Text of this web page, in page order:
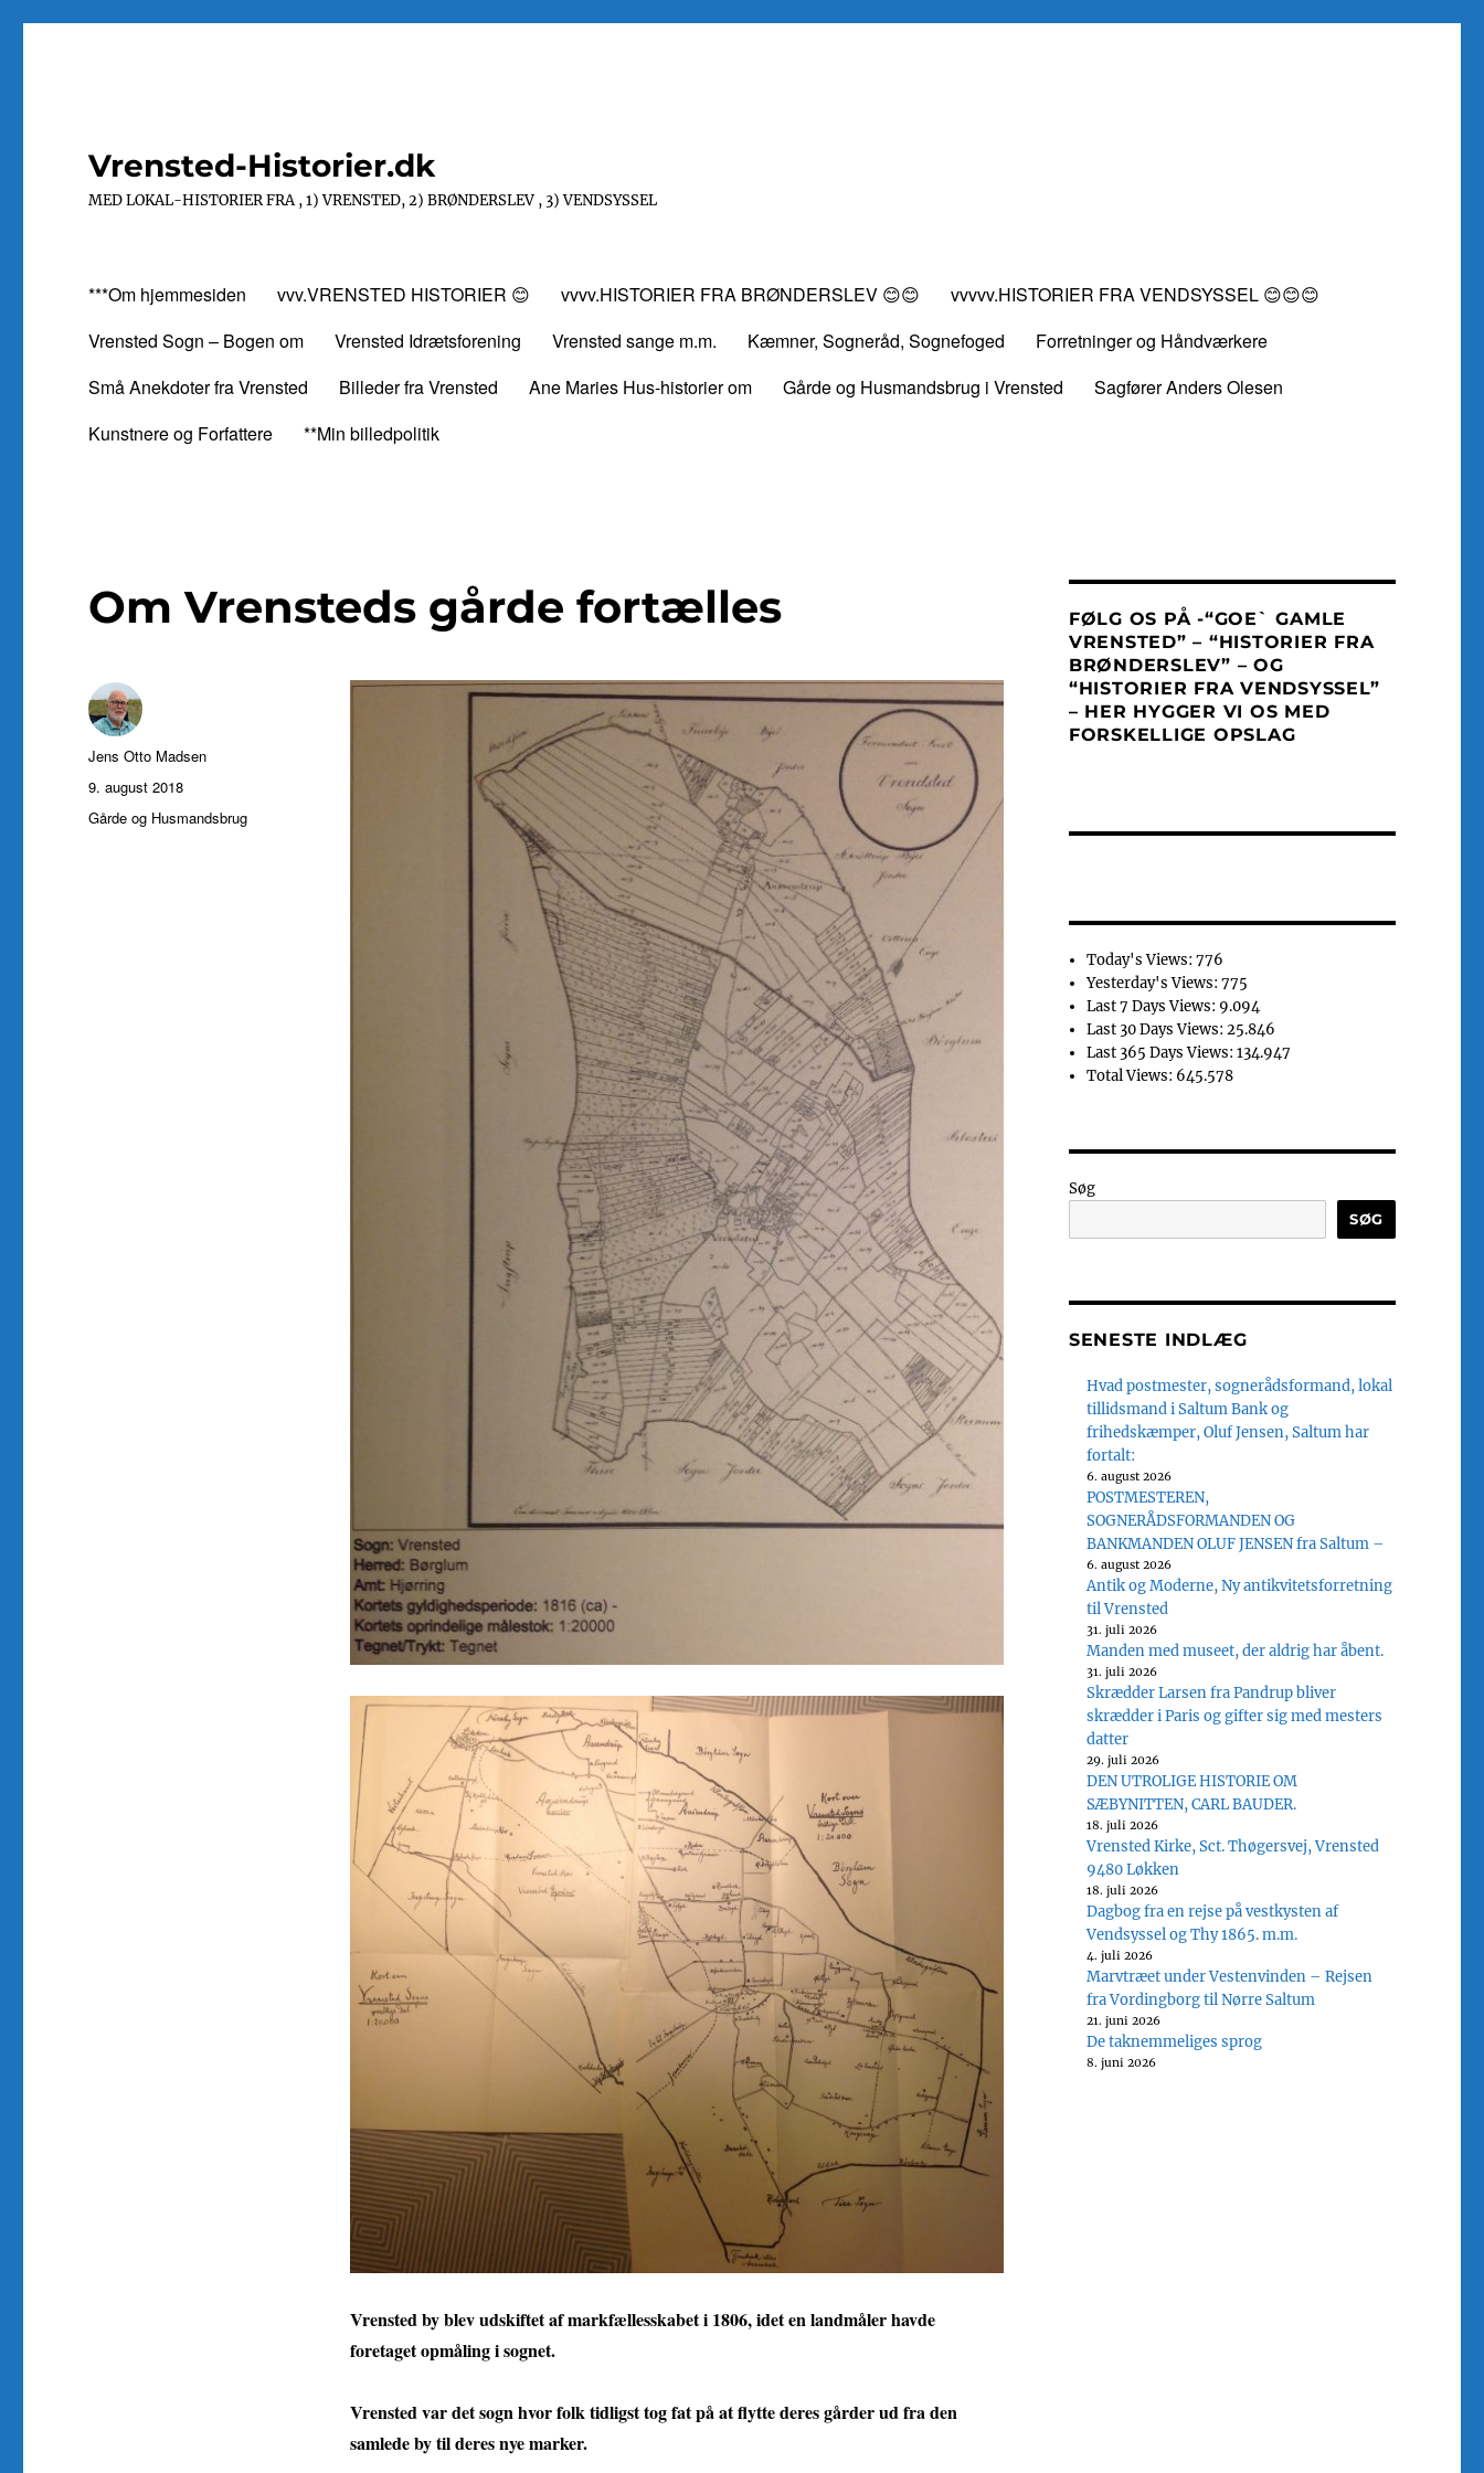
Vrensted-Historier.dk
MED LOKAL-HISTORIER FRA , 1) VRENSTED, 2) BRØNDERSLEV , 3) VENDSYSSEL
***Om hjemmesiden vvv.VRENSTED HISTORIER 😊 vvvv.HISTORIER FRA BRØNDERSLEV 😊😊
vvvvv.HISTORIER FRA VENDSYSSEL 😊😊😊
Vrensted Sogn – Bogen om
Vrensted Idrætsforening Vrensted sange m.m. Kæmner, Sogneråd, Sognefoged
Forretninger og Håndværkere
Små Anekdoter fra Vrensted
Billeder fra Vrensted Ane Maries Hus-historier om Gårde og Husmandsbrug i Vrensted
Sagfører Anders Olesen
Kunstnere og Forfattere
**Min billedpolitik
Om Vrensteds gårde fortælles
Vrensted by blev udskiftet af markfællesskabet i 1806, idet en landmåler havde
foretaget opmåling i sognet.
Vrensted var det sogn hvor folk tidligst tog fat på at flytte deres gårder ud fra den
samlede by til deres nye marker.
Forfatter
Jens Otto Madsen
Udgivet
9. august 2018
Kategorier
Gårde og Husmandsbrug
FØLG OS PÅ -“GOE` GAMLE
VRENSTED” – “HISTORIER FRA
BRØNDERSLEV” – OG
“HISTORIER FRA VENDSYSSEL”
– HER HYGGER VI OS MED
FORSKELLIGE OPSLAG
Today's Views:776
Yesterday's Views:775
Last 7 Days Views: 9.094
Last 30 Days Views:25.846
Last 365 Days Views:134.947
Total Views: 645.578
Søg
SØG
SENESTE INDLÆG
Hvad postmester, sognerådsformand, lokal
tillidsmand i Saltum Bank og
frihedskæmper, Oluf Jensen, Saltum har
fortalt:
6. august 2026
POSTMESTEREN,
SOGNERÅDSFORMANDEN OG
BANKMANDEN OLUF JENSEN fra Saltum –
6. august 2026
Antik og Moderne, Ny antikvitetsforretning
til Vrensted
31. juli 2026
Manden med museet, der aldrig har åbent.
31. juli 2026
Skrædder Larsen fra Pandrup bliver
skrædder i Paris og gifter sig med mesters
datter
29. juli 2026
DEN UTROLIGE HISTORIE OM
SÆBYNITTEN, CARL BAUDER.
18. juli 2026
Vrensted Kirke, Sct. Thøgersvej, Vrensted
9480 Løkken
18. juli 2026
Dagbog fra en rejse på vestkysten af
Vendsyssel og Thy 1865. m.m.
4. juli 2026
Marvtræet under Vestenvinden – Rejsen
fra Vordingborg til Nørre Saltum
21. juni 2026
De taknemmeliges sprog
8. juni 2026